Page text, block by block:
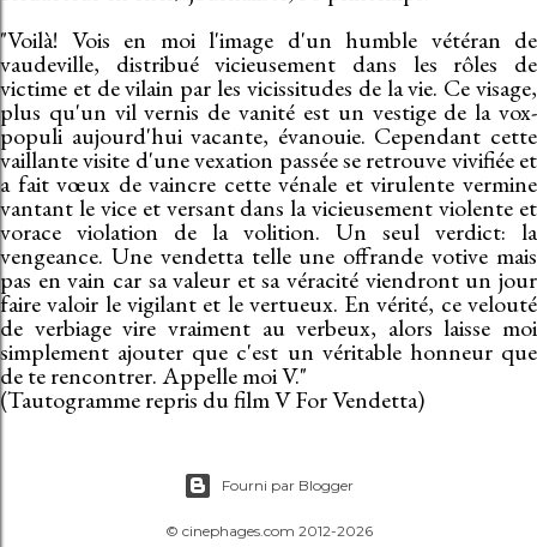
"Voilà! Vois en moi l'image d'un humble vétéran de
vaudeville, distribué vicieusement dans les rôles de
victime et de vilain par les vicissitudes de la vie. Ce visage,
plus qu'un vil vernis de vanité est un vestige de la vox-
populi aujourd'hui vacante, évanouie. Cependant cette
vaillante visite d'une vexation passée se retrouve vivifiée et
a fait vœux de vaincre cette vénale et virulente vermine
vantant le vice et versant dans la vicieusement violente et
vorace violation de la volition. Un seul verdict: la
vengeance. Une vendetta telle une offrande votive mais
pas en vain car sa valeur et sa véracité viendront un jour
faire valoir le vigilant et le vertueux. En vérité, ce velouté
de verbiage vire vraiment au verbeux, alors laisse moi
simplement ajouter que c'est un véritable honneur que
de te rencontrer. Appelle moi V."
(Tautogramme repris du film V For Vendetta)
Fourni par Blogger
© cinephages.com 2012-2026